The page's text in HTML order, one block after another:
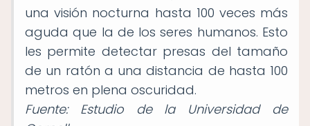
una visión nocturna hasta 100 veces más
aguda que la de los seres humanos. Esto
les permite detectar presas del tamaño
de un ratón a una distancia de hasta 100
metros en plena oscuridad.
Fuente: Estudio de la Universidad de